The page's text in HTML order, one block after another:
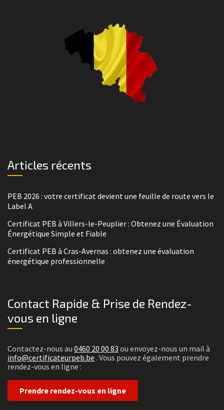
Articles récents
PEB 2026 : votre certificat devient une feuille de route vers le
Label A
Certificat PEB à Villers-le-Peuplier : Obtenez une Évaluation
Énergétique Simple et Fiable
Certificat PEB à Cras-Avernas : obtenez une évaluation
énergétique professionnelle
Contact Rapide & Prise de Rendez-
vous en ligne
Contactez-nous au 0460 20 00 83 ou envoyez-nous un mail à
info@certificateurpeb.be . Vous pouvez également prendre
rendez-vous en ligne :
Prendre rendez-vous en ligne